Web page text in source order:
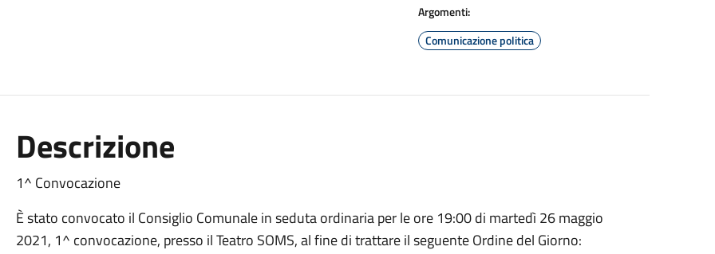
Argomenti:
Comunicazione politica
Descrizione
1^ Convocazione
È stato convocato il Consiglio Comunale in seduta ordinaria per le ore 19:00 di martedì 26 maggio
2021, 1^ convocazione, presso il Teatro SOMS, al fine di trattare il seguente Ordine del Giorno: